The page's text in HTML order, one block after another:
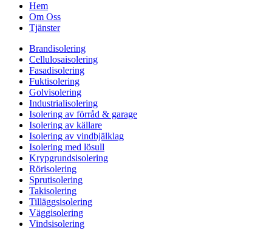
Hem
Om Oss
Tjänster
Brandisolering
Cellulosaisolering
Fasadisolering
Fuktisolering
Golvisolering
Industrialisolering
Isolering av förråd & garage
Isolering av källare
Isolering av vindbjälklag
Isolering med lösull
Krypgrundsisolering
Rörisolering
Sprutisolering
Takisolering
Tilläggsisolering
Väggisolering
Vindsisolering